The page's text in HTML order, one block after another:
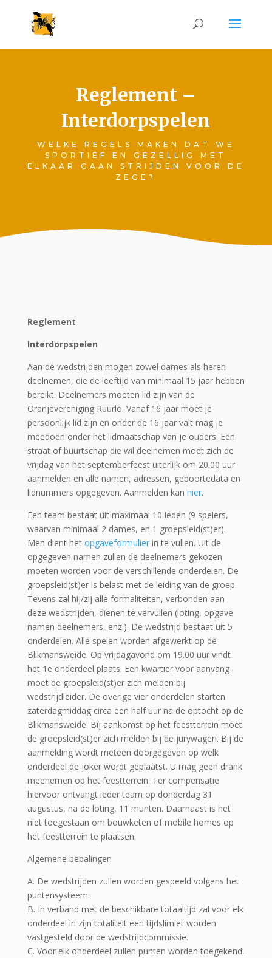
Reglement –
Interdorpspelen
WELKE REGELS MAKEN DAT WE
SPORTIEF EN GEZELLIG MET
ELKAAR GAAN STRIJDEN VOOR DE
ZEGE?
Reglement
Interdorpspelen
Aan de wedstrijden mogen zowel dames als heren
deelnemen, die de leeftijd van minimaal 15 jaar hebben
bereikt. Deelnemers moeten lid zijn van de
Oranjevereniging Ruurlo. Vanaf 16 jaar moet je
persoonlijk lid zijn en onder de 16 jaar valt mag je
meedoen onder het lidmaatschap van je ouders. Een
straat of buurtschap die wil deelnemen moet zich de
vrijdag van het septemberfeest uiterlijk om 20.00 uur
aanmelden en alle namen, adressen, geboortedata en
lidnummers opgegeven. Aanmelden kan hier.
Een team bestaat uit maximaal 10 leden (9 spelers,
waarvan minimaal 2 dames, en 1 groepsleid(st)er).
Men dient het opgaveformulierin te vullen. Uit de
opgegeven namen zullen de deelnemers gekozen
moeten worden voor de verschillende onderdelen. De
groepsleid(st)er is belast met de leiding van de groep.
Tevens zal hij/zij alle formaliteiten, verbonden aan
deze wedstrijden, dienen te vervullen (loting, opgave
namen deelnemers, enz.). De wedstrijd bestaat uit 5
onderdelen. Alle spelen worden afgewerkt op de
Blikmansweide. Op vrijdagavond om 19.00 uur vindt
het 1e onderdeel plaats. Een kwartier voor aanvang
moet de groepsleid(st)er zich melden bij
wedstrijdleider. De overige vier onderdelen starten
zaterdagmiddag circa een half uur na de optocht op de
Blikmansweide. Bij aankomst op het feestterrein moet
de groepsleid(st)er zich melden bij de jurywagen. Bij de
aanmelding wordt meteen doorgegeven op welk
onderdeel de joker wordt geplaatst. U mag geen drank
meenemen op het feestterrein. Ter compensatie
hiervoor ontvangt ieder team op donderdag 31
augustus, na de loting, 11 munten. Daarnaast is het
niet toegestaan om bouwketen of mobile homes op
het feestterrein te plaatsen.
Algemene bepalingen
A. De wedstrijden zullen worden gespeeld volgens het
puntensysteem.
B. In verband met de beschikbare totaaltijd zal voor elk
onderdeel in zijn totaliteit een tijdslimiet worden
vastgesteld door de wedstrijdcommissie.
C. Voor elk onderdeel zullen punten worden toegekend.